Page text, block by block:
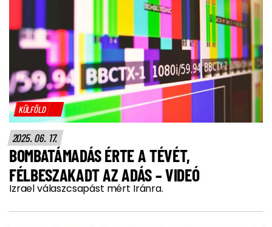
KÜLFÖLD
2025. 06. 17.
BOMBATÁMADÁS ÉRTE A TÉVÉT,
FÉLBESZAKADT AZ ADÁS – VIDEÓ
Izrael válaszcsapást mért Iránra.